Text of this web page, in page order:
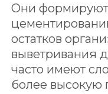
Они
остатков
выветривания
часто имеют
более высокую